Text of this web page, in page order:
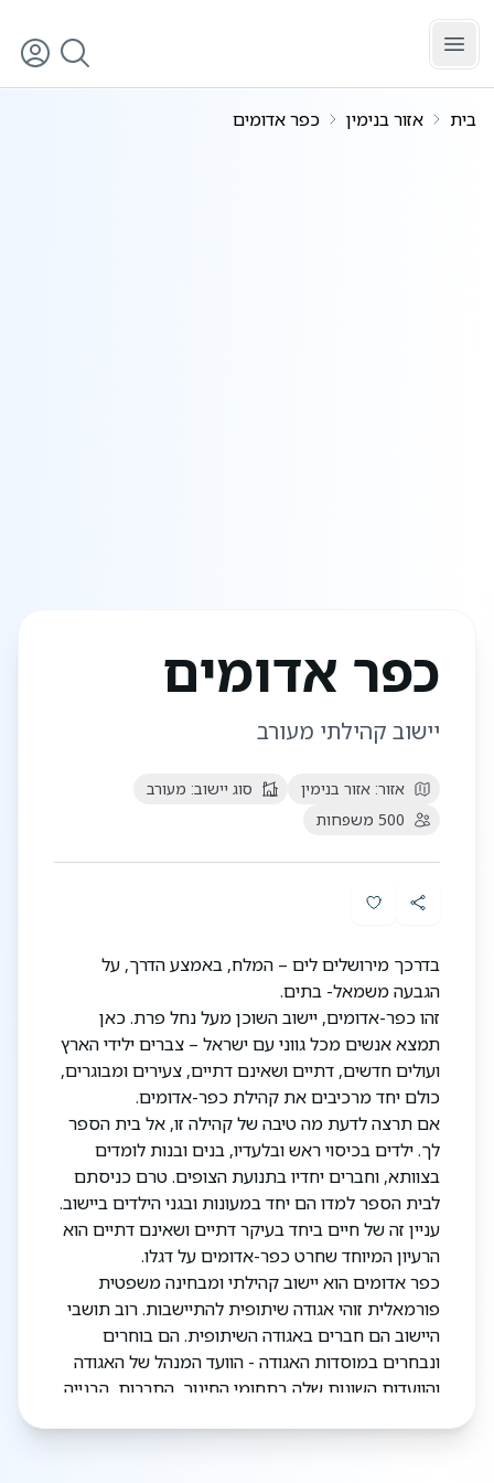
בית אזור בנימין כפר אדומים
כפר אדומים
יישוב קהילתי מעורב
אזור: אזור בנימין סוג יישוב: מעורב
500 משפחות
בדרכך מירושלים לים – המלח, באמצע הדרך, על
הגבעה משמאל- בתים.
זהו כפר-אדומים, יישוב השוכן מעל נחל פרת. כאן
תמצא אנשים מכל גווני עם ישראל – צברים ילידי הארץ
ועולים חדשים, דתיים ושאינם דתיים, צעירים ומבוגרים,
כולם יחד מרכיבים את קהילת כפר-אדומים.
אם תרצה לדעת מה טיבה של קהילה זו, אל בית הספר
לך. ילדים בכיסוי ראש ובלעדיו, בנים ובנות לומדים
בצוותא, וחברים יחדיו בתנועת הצופים. טרם כניסתם
לבית הספר למדו הם יחד במעונות ובגני הילדים ביישוב.
עניין זה של חיים ביחד בעיקר דתיים ושאינם דתיים הוא
הרעיון המיוחד שחרט כפר-אדומים על דגלו.
כפר אדומים הוא יישוב קהילתי ומבחינה משפטית
פורמאלית זוהי אגודה שיתופית להתיישבות. רוב תושבי
היישוב הם חברים באגודה השיתופית. הם בוחרים
ונבחרים במוסדות האגודה - הוועד המנהל של האגודה
והוועדות השונות שלה בתחומי החינוך, התרבות, הבנייה